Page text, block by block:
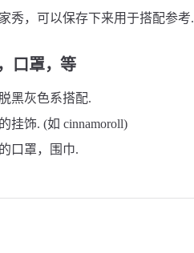
秀，可以保存下来用于搭配参考.
口罩，等
黑灰色系搭配.
挂饰. (如 cinnamoroll)
口罩，围巾.